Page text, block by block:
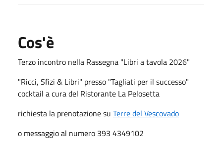
Cos'è
Terzo incontro nella Rassegna "Libri a tavola 2026"
"Ricci, Sfizi & Libri" presso "Tagliati per il successo"
cocktail a cura del Ristorante La Pelosetta
richiesta la prenotazione su Terre del Vescovado
o messaggio al numero 393 4349102